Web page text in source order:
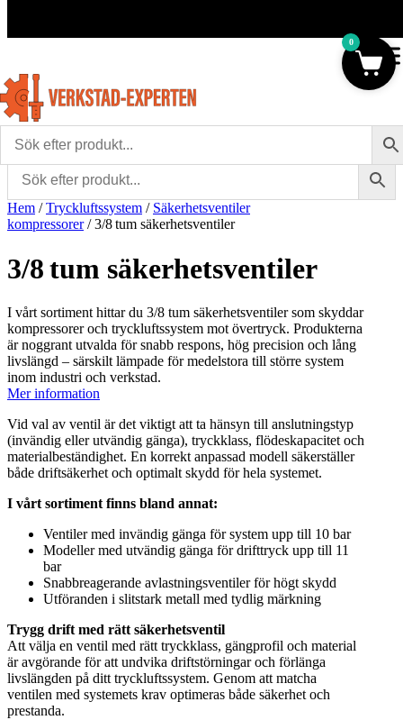
Fraktfritt från 1800 kr exkl. moms
Hem /Tryckluftssystem / Säkerhetsventiler
kompressorer/ 3/8 tum säkerhetsventiler
3/8 tum säkerhetsventiler
I vårt sortiment hittar du 3/8 tum säkerhetsventiler som skyddar
kompressorer och tryckluftssystem mot övertryck. Produkterna
är noggrant utvalda för snabb respons, hög precision och lång
livslängd – särskilt lämpade för medelstora till större system
inom industri och verkstad.
Mer information
Vid val av ventil är det viktigt att ta hänsyn till anslutningstyp
(invändig eller utvändig gänga), tryckklass, flödeskapacitet och
materialbeständighet. En korrekt anpassad modell säkerställer
både driftsäkerhet och optimalt skydd för hela systemet.
I vårt sortiment finns bland annat:
Ventiler med invändig gänga för system upp till 10 bar
Modeller med utvändig gänga för drifttryck upp till 11
bar
Snabbreagerande avlastningsventiler för högt skydd
Utföranden i slitstark metall med tydlig märkning
Trygg drift med rätt säkerhetsventil
Att välja en ventil med rätt tryckklass, gängprofil och material
är avgörande för att undvika driftstörningar och förlänga
livslängden på ditt tryckluftssystem. Genom att matcha
ventilen med systemets krav optimeras både säkerhet och
prestanda.
0